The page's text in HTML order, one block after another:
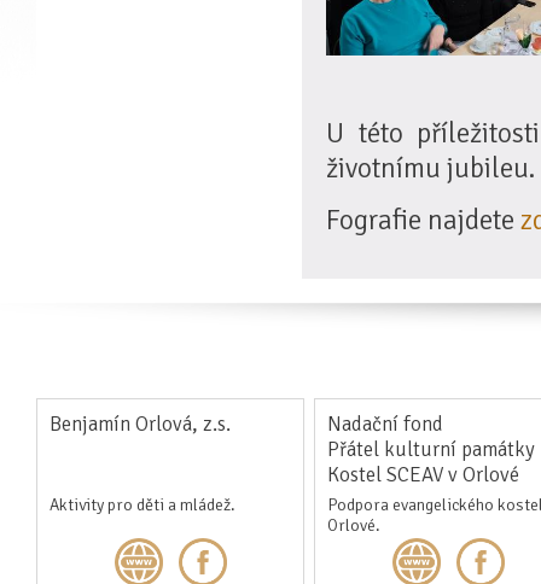
U této
životnímu jubileu.
Fografie najdete
Benjamín Orlová, z.s.
Aktivity pro děti a mládež.
Nadační fond
Přátel kulturní památky
Kostel SCEAV v Orlové
Podpora evangelického
Orlové.